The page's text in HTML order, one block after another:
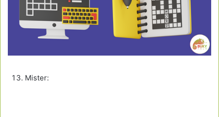
Mister: